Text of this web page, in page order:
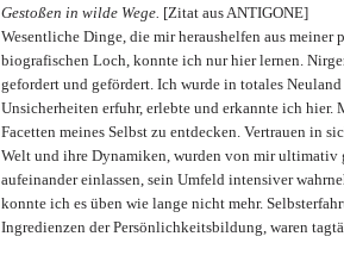
Gestoßen in wilde Wege. [Zitat aus ANTIGONE]
Wesentliche Dinge, die mir heraushelfen aus
biografischen Loch, konnte ich nur hier lernen.
gefordert und gefördert. Ich wurde in totales
Unsicherheiten erfuhr, erlebte und erkannte ich
Facetten meines Selbst zu entdecken. Vertrauen in
Welt und ihre Dynamiken, wurden von mir ultimativ
aufeinander einlassen, sein Umfeld intensiver
konnte ich es üben wie lange nicht mehr.
Ingredienzen der Persönlichkeitsbildung, waren